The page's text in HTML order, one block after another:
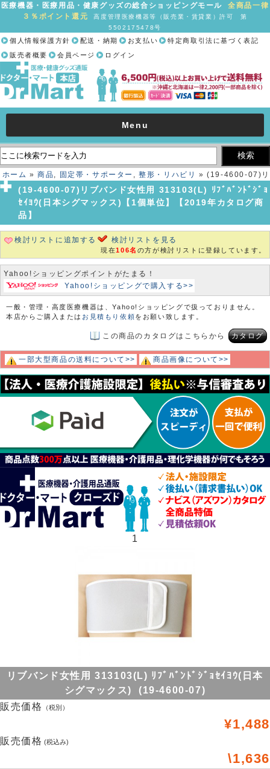
医療機器・医療用品・健康グッズの総合ショッピングモール全商品一律
３％ポイント還元
高度管理医療機器等（販売業・賃貸業）許可 第
5502175478号
個人情報保護方針 配送・納期 お支払い
特定商取引法に基づく表記
販売者概要
会員ページ ログイン
Menu
ホーム »商品, 固定帯・サポーター ,整形・リハビリ
» (19-4600-07)リ
ブバンド女性用 313103(L) ﾘﾌﾞﾊﾞﾝﾄﾞｼﾞｮｾｲﾖｳ(日本シグマックス)【1個
単位】【2019年カタログ商品】
(19-4600-07)リブバンド女性用 313103(L) ﾘﾌﾞﾊﾞﾝﾄﾞｼﾞｮ
ｾｲﾖｳ(日本シグマックス)【1個単位】【2019年カタログ商
品】
検討リストに追加する 検討リストを見る
現在106名 の方が検討リストに登録しています。
Yahoo!ショッピングポイントがたまる！
Yahoo!ショッピングで購入する>>
一般・管理・高度医療機器は、Yahoo!ショッピングで扱っておりません。
本店からご購入または お見積もり依頼をお願い致します。
この商品のカタログはこちらから カタログ
一部大型商品の送料について>> 商品画像について>>
1
リブバンド女性用 313103(L) ﾘﾌﾞﾊﾞﾝﾄﾞｼﾞｮｾｲﾖｳ(日本
シグマックス) (19-4600-07)
販売価格
（税別）
¥1,488
販売価格 (税込み)
\1,636